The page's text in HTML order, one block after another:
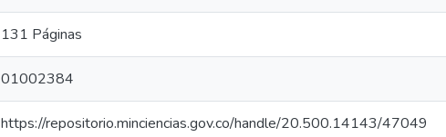
131 Páginas
01002384
https://repositorio.minciencias.gov.co/handle/20.500.14143/47049